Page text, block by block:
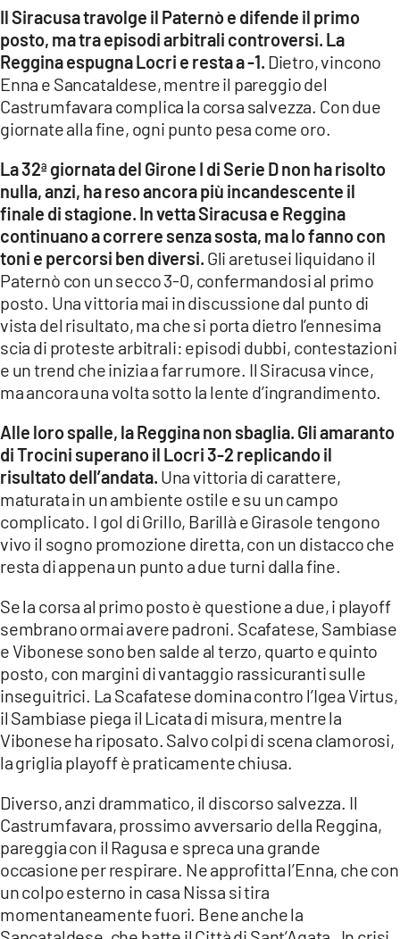
LaC
Network
LACPLAY.IT
LACTV.IT
LACONAIR.IT
LACITYMAG.IT
ILREGGINO.IT
COSENZACHANNEL.IT
ILVIBONESE.IT
CATANZAROCHANNEL.IT
LACAPITALENEWS.IT
ANDROID
APPLE
Il Siracusa travolge il Paternò e difende il primo
posto, ma tra episodi arbitrali controversi. La
Reggina espugna Locri e resta a -1. Dietro, vincono
Enna e Sancataldese, mentre il pareggio del
Castrumfavara complica la corsa salvezza. Con due
giornate alla fine, ogni punto pesa come oro.
La 32ª giornata del Girone I di Serie D non ha risolto
nulla, anzi, ha reso ancora più incandescente il
finale di stagione. In vetta Siracusa e Reggina
continuano a correre senza sosta, ma lo fanno con
toni e percorsi ben diversi. Gli aretusei liquidano il
Paternò con un secco 3-0, confermandosi al primo
posto. Una vittoria mai in discussione dal punto di
vista del risultato, ma che si porta dietro l’ennesima
scia di proteste arbitrali: episodi dubbi, contestazioni
e un trend che inizia a far rumore. Il Siracusa vince,
ma ancora una volta sotto la lente d’ingrandimento.
Alle loro spalle, la Reggina non sbaglia. Gli amaranto
di Trocini superano il Locri 3-2 replicando il
risultato dell’andata. Una vittoria di carattere,
maturata in un ambiente ostile e su un campo
complicato. I gol di Grillo, Barillà e Girasole tengono
vivo il sogno promozione diretta, con un distacco che
resta di appena un punto a due turni dalla fine.
Se la corsa al primo posto è questione a due, i playoff
sembrano ormai avere padroni. Scafatese, Sambiase
e Vibonese sono ben salde al terzo, quarto e quinto
posto, con margini di vantaggio rassicuranti sulle
inseguitrici. La Scafatese domina contro l’Igea Virtus,
il Sambiase piega il Licata di misura, mentre la
Vibonese ha riposato. Salvo colpi di scena clamorosi,
la griglia playoff è praticamente chiusa.
Diverso, anzi drammatico, il discorso salvezza. Il
Castrumfavara, prossimo avversario della Reggina,
pareggia con il Ragusa e spreca una grande
occasione per respirare. Ne approfitta l’Enna, che con
un colpo esterno in casa Nissa si tira
momentaneamente fuori. Bene anche la